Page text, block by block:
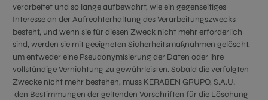
verarbeitet und so lange aufbewahrt, wie ein gegenseitiges
Interesse an der Aufrechterhaltung des Verarbeitungszwecks
besteht, und wenn sie für diesen Zweck nicht mehr erforderlich
sind, werden sie mit geeigneten Sicherheitsmaßnahmen gelöscht,
um entweder eine Pseudonymisierung der Daten oder ihre
vollständige Vernichtung zu gewährleisten. Sobald die verfolgten
Zwecke nicht mehr bestehen, muss KERABEN GRUPO, S.A.U.
den Bestimmungen der geltenden Vorschriften für die Löschung